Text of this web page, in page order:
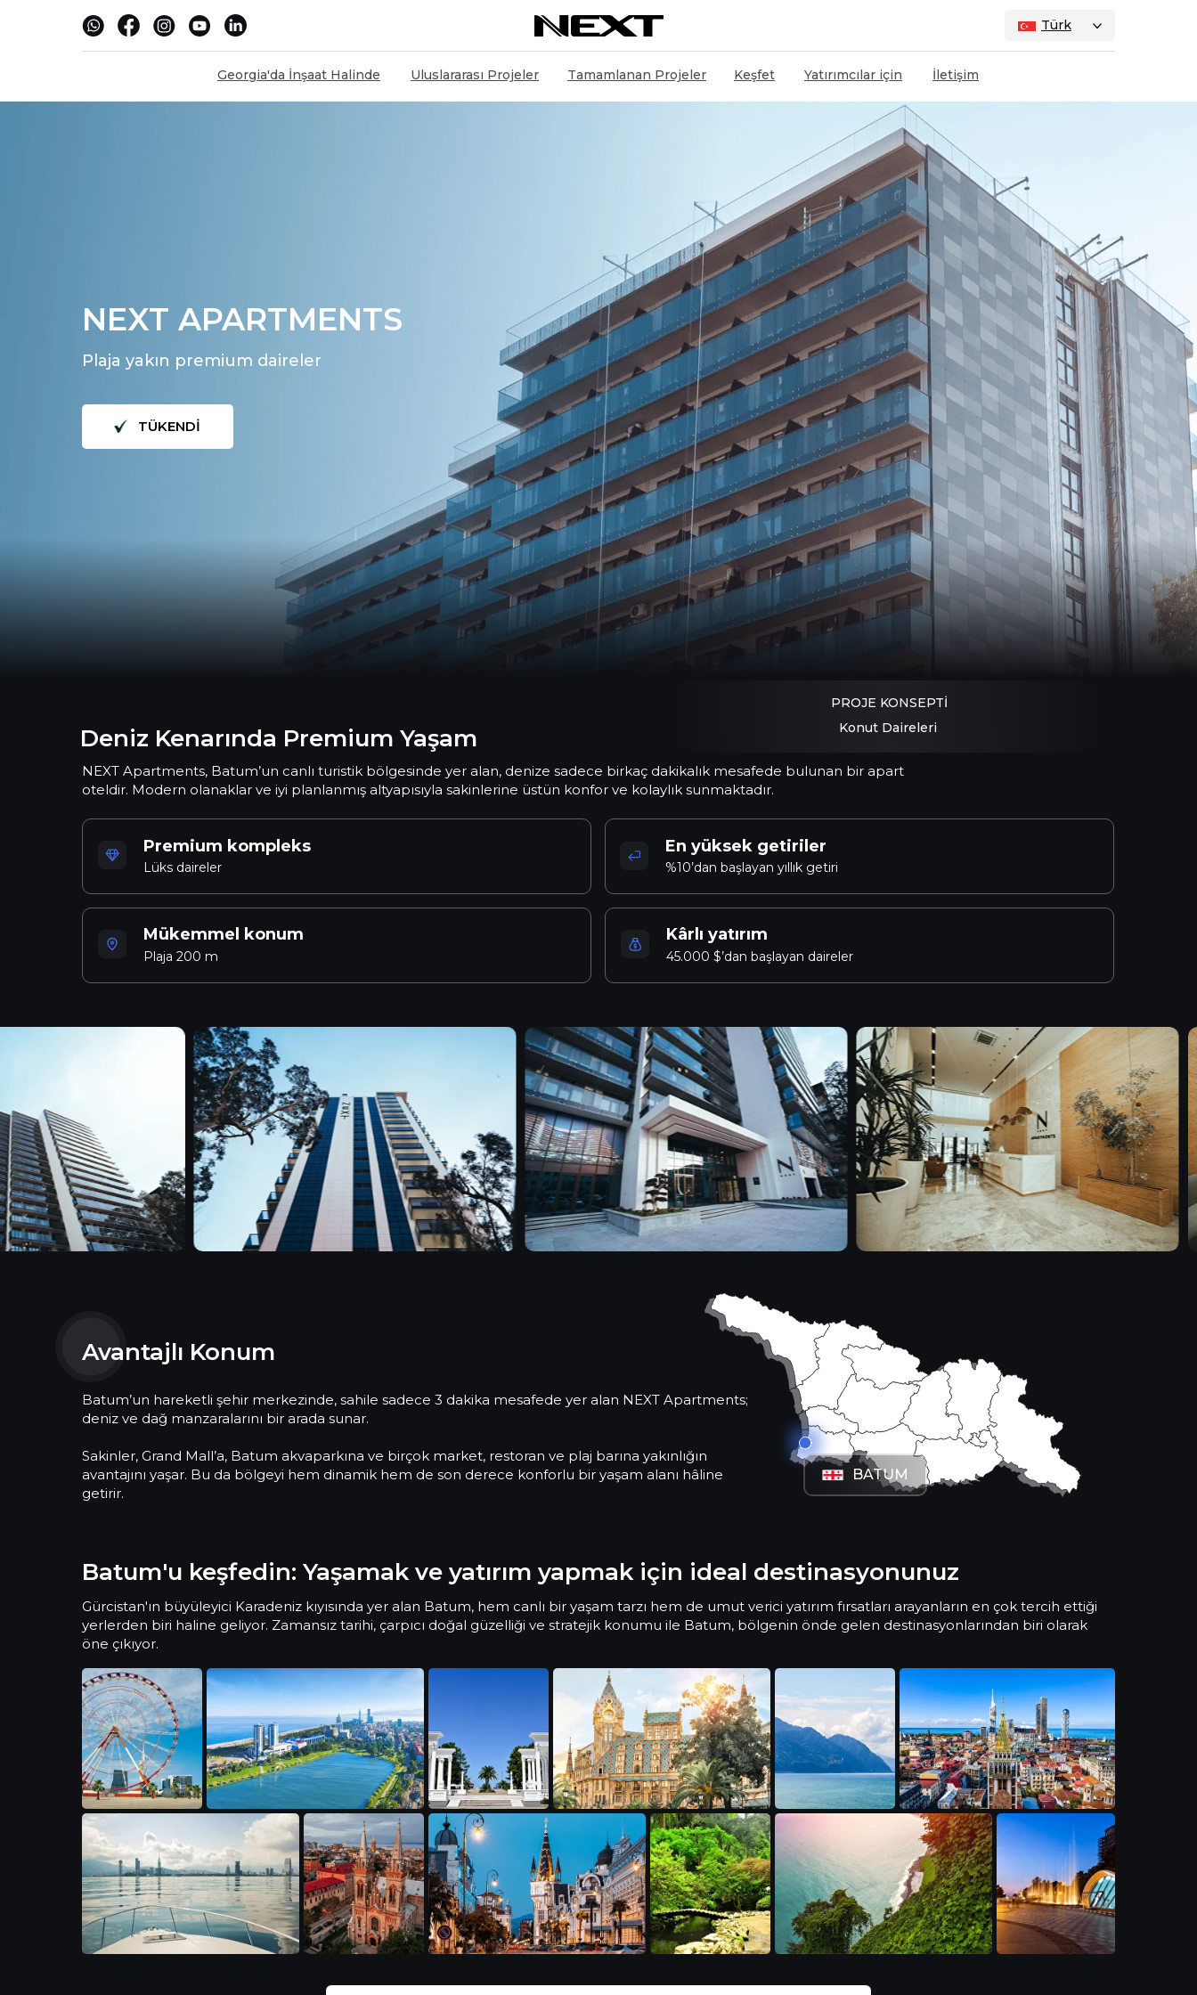
Türk
Georgia'da İnşaat Halinde Uluslararası Projeler Tamamlanan Projeler Yatırımcılar için İletişim
Keşfet
NEXT APARTMENTS
Plaja yakın premium daireler
TÜKENDİ
Deniz Kenarında Premium Yaşam Konut Daireleri
PROJE KONSEPTİ
NEXT Apartments, Batum’un canlı turistik bölgesinde yer alan, denize sadece birkaç dakikalık mesafede bulunan bir apart
oteldir. Modern olanaklar ve iyi planlanmış altyapısıyla sakinlerine üstün konfor ve kolaylık sunmaktadır.
Plaja 200 m
Mükemmel konum
Premium kompleks
Lüks daireler
Kârlı yatırım
45.000 $’dan başlayan daireler
%10’dan başlayan yıllık getiri
En yüksek getiriler
Avantajlı Konum
Batum’un hareketli şehir merkezinde, sahile sadece 3 dakika mesafede yer alan NEXT
Sakinler, Grand Mall’a, Batum akvaparkına ve birçok market, restoran ve plaj barına
yakınlığın avantajını yaşar. Bu da bölgeyi hem dinamik hem de son derece konforlu
bir yaşam alanı hâline getirir.
Batum’un hareketli şehir merkezinde, sahile sadece 3 dakika mesafede yer alan NEXT Apartments;
deniz ve dağ manzaralarını bir arada sunar.
Sakinler, Grand Mall’a, Batum akvaparkına ve birçok market, restoran ve plaj barına yakınlığın
avantajını yaşar. Bu da bölgeyi hem dinamik hem de son derece konforlu bir yaşam alanı hâline
getirir.
BATUM
Batum: Yaşamak ve Yatırım Yapmak İçin İdeal Destinasyon
Batum'u keşfedin: Yaşamak ve yatırım yapmak için ideal destinasyonunuz
Gürcistan'ın büyüleyici Karadeniz kıyısında yer alan Batum, hem canlı bir yaşam tarzı hem de umut verici yatırım fırsatları arayanların en çok tercih ettiği
yerlerden biri haline geliyor. Zamansız tarihi, çarpıcı doğal güzelliği ve stratejik konumu ile Batum, bölgenin önde gelen destinasyonlarından biri olarak
öne çıkıyor.
Gürcistan'ın büyüleyici Karadeniz kıyısında yer alan Batum, hem canlı bir yaşam tarzı hem de umut verici yatırım fırsatları arayanların en çok tercih ettiği
yerlerden biri haline geliyor.
Yatırım Cazibesi
Yaşam Kalitesi